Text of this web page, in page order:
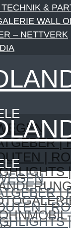
&
WALL
– NETTVERK
|
|
|
|